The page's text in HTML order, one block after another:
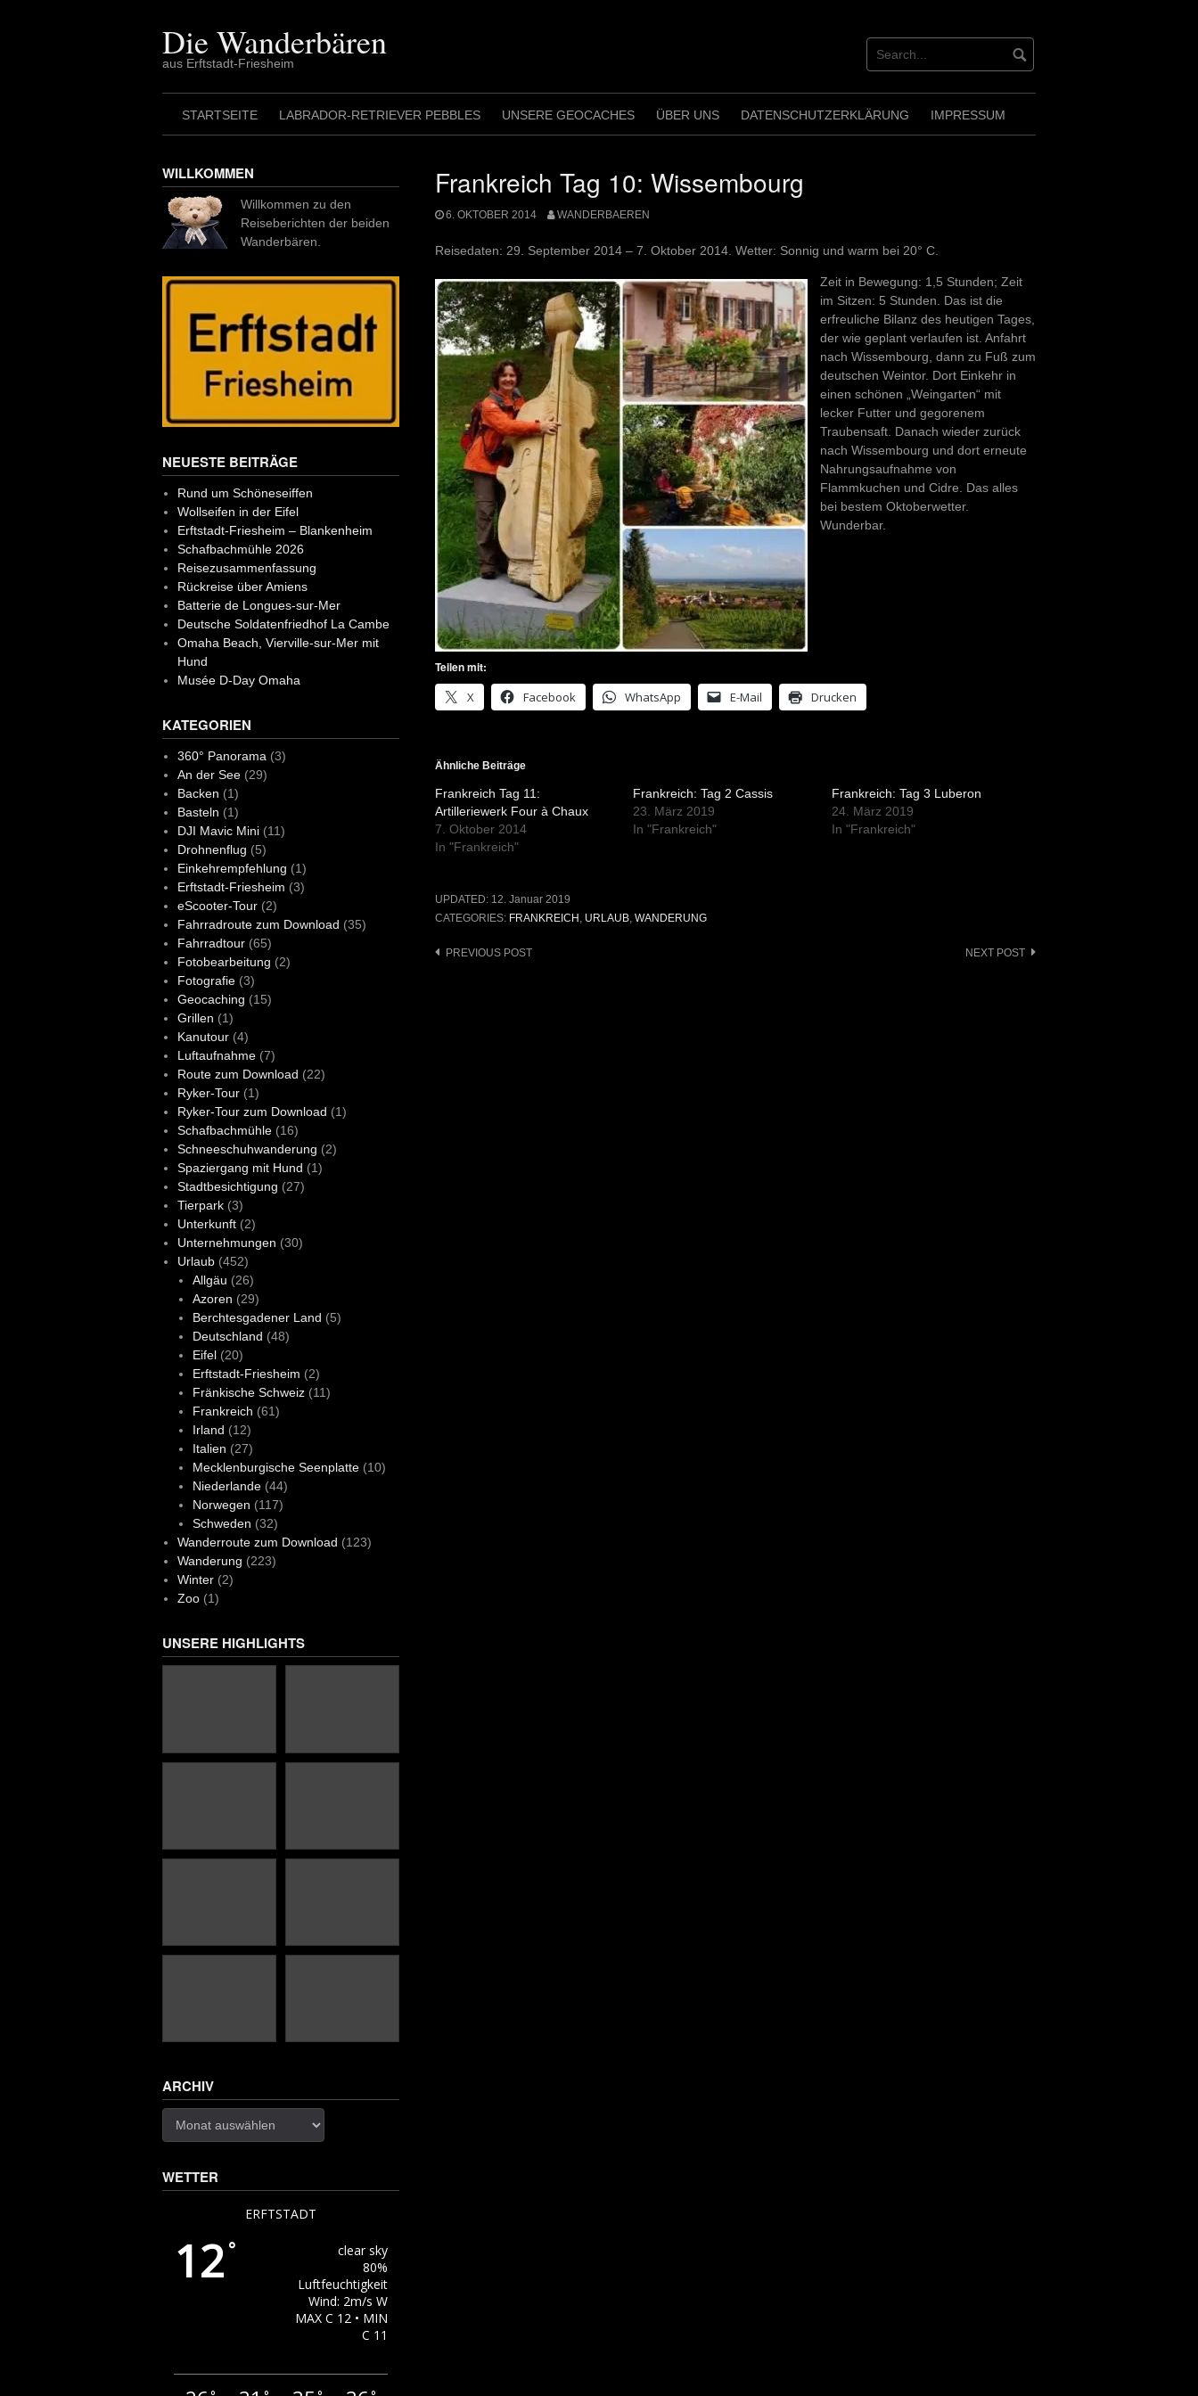
Die Wanderbären
aus Erftstadt-Friesheim
STARTSEITE LABRADOR-RETRIEVER PEBBLES UNSERE GEOCACHES ÜBER UNS DATENSCHUTZERKLÄRUNG IMPRESSUM
Frankreich Tag 10: Wissembourg
6. OKTOBER 2014 WANDERBAEREN
Reisedaten: 29. September 2014 – 7. Oktober 2014. Wetter: Sonnig und warm bei 20° C.
Zeit in Bewegung: 1,5 Stunden; Zeit
im Sitzen: 5 Stunden. Das ist die
erfreuliche Bilanz des heutigen Tages,
der wie geplant verlaufen ist. Anfahrt
nach Wissembourg, dann zu Fuß zum
deutschen Weintor. Dort Einkehr in
einen schönen „Weingarten“ mit
lecker Futter und gegorenem
Traubensaft. Danach wieder zurück
nach Wissembourg und dort erneute
Nahrungsaufnahme von
Flammkuchen und Cidre. Das alles
bei bestem Oktoberwetter.
Wunderbar.
Teilen mit:
X
Facebook WhatsApp E-Mail Drucken
Ähnliche Beiträge
Frankreich Tag 11:
Artilleriewerk Four à Chaux
7. Oktober 2014
In "Frankreich"
Frankreich: Tag 2 Cassis
23. März 2019
In "Frankreich"
Frankreich: Tag 3 Luberon
24. März 2019
In "Frankreich"
UPDATED: 12. Januar 2019
CATEGORIES: FRANKREICH , URLAUB, WANDERUNG
Post
PREVIOUS POST NEXT POST
WILLKOMMEN
Willkommen zu den
Reiseberichten der beiden
Wanderbären.
NEUESTE BEITRÄGE
Rund um Schöneseiffen
Wollseifen in der Eifel
Erftstadt-Friesheim – Blankenheim
Schafbachmühle 2026
Reisezusammenfassung
Rückreise über Amiens
Batterie de Longues-sur-Mer
Deutsche Soldatenfriedhof La Cambe
Omaha Beach, Vierville-sur-Mer mit
Hund
Musée D-Day Omaha
KATEGORIEN
360° Panorama(3)
An der See(29)
Backen (1)
Basteln (1)
DJI Mavic Mini(11)
Drohnenflug (5)
Einkehrempfehlung (1)
Erftstadt-Friesheim (3)
eScooter-Tour(2)
Fahrradroute zum Download (35)
Fahrradtour(65)
Fotobearbeitung (2)
Fotografie(3)
Geocaching (15)
Grillen (1)
Kanutour(4)
Luftaufnahme(7)
Route zum Download (22)
Ryker-Tour(1)
Ryker-Tour zum Download (1)
Schafbachmühle(16)
Schneeschuhwanderung (2)
Spaziergang mit Hund (1)
Stadtbesichtigung (27)
Tierpark(3)
Unterkunft(2)
Unternehmungen (30)
Urlaub(452)
Allgäu (26)
Azoren (29)
Berchtesgadener Land (5)
Deutschland (48)
Eifel(20)
Erftstadt-Friesheim (2)
Fränkische Schweiz(11)
Frankreich (61)
Irland (12)
Italien (27)
Mecklenburgische Seenplatte(10)
Niederlande(44)
Norwegen (117)
Schweden (32)
Wanderroute zum Download (123)
Wanderung (223)
Winter(2)
Zoo(1)
UNSERE HIGHLIGHTS
ARCHIV
WETTER
ERFTSTADT
12 °
clear sky
80%
Luftfeuchtigkeit
Wind: 2m/s W
MAX C 12 • MIN
C 11